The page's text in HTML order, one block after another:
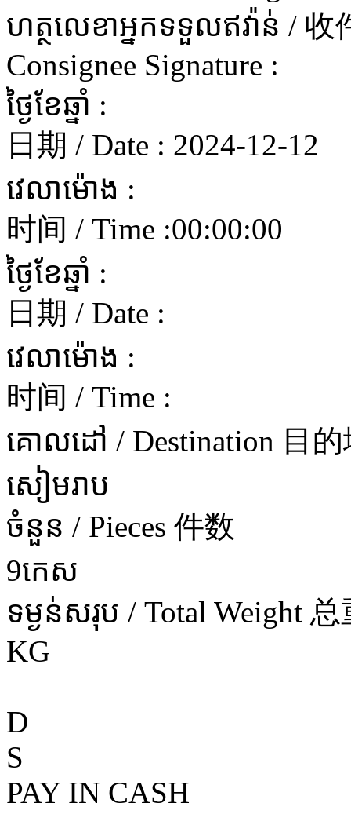
ហត្ថលេខាអ្នកទទួលឥវ៉ាន់ /
Consignee Signature :
ថ្ងៃខែឆ្នាំ :
日期 / Date : 2024-12-12
វេលាម៉ោង :
时间 / Time :00:00:00
ថ្ងៃខែឆ្នាំ :
日期 / Date :
វេលាម៉ោង :
时间 / Time :
គោលដៅ / Destination 目的
សៀមរាប
ចំនួន / Pieces 件数
9កេស
ទម្ងន់សរុប / Total Weight 总
KG
D
S
PAY IN CASH